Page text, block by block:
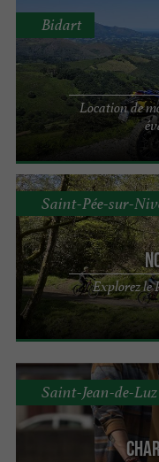
Location de
Bidart
Explorez le
Saint-Pée-sur-
Saint-Jean-de-Luz